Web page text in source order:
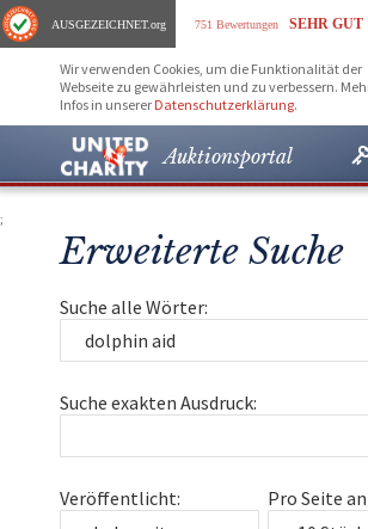
AUSGEZEICHNET.org 751 Bewertungen SEHR GUT
Wir verwenden Cookies, um die Funktionalität der
Webseite zu gewährleisten und zu verbessern.
Infos in unserer Datenschutzerklärung.
Auktionsportal
;
Erweiterte Suche
Suche alle Wörter:
Suche exakten Ausdruck:
Veröffentlicht: Pro Seite